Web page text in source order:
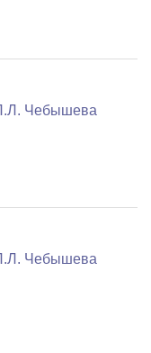
Чебышева
Чебышева